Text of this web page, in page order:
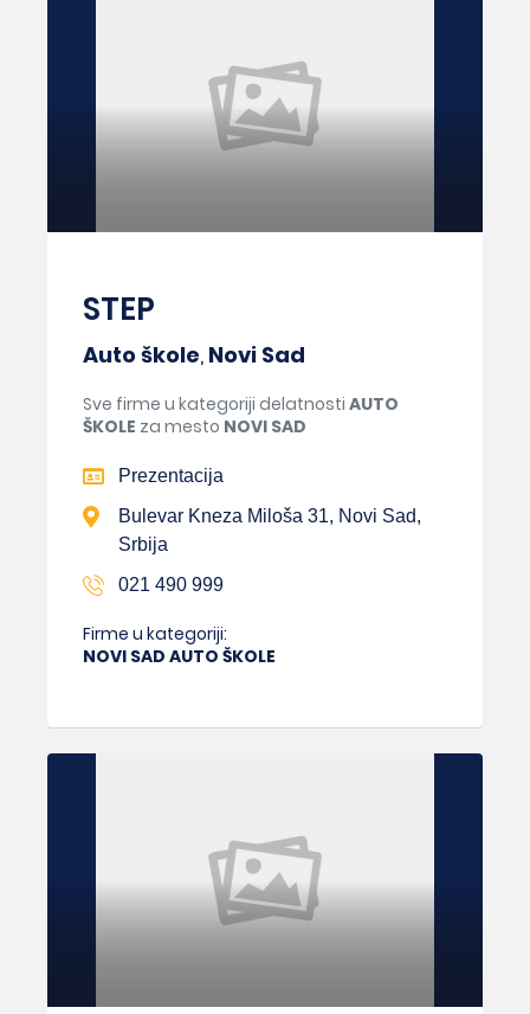
STEP
Auto škole, Novi Sad
Sve firme u kategoriji delatnosti AUTO
ŠKOLE za mesto NOVI SAD
Prezentacija
Bulevar Kneza Miloša 31, Novi Sad,
Srbija
021 490 999
Firme u kategoriji:
NOVI SAD AUTO ŠKOLE